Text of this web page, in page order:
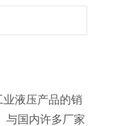
液压产品的销
与国内许多厂家